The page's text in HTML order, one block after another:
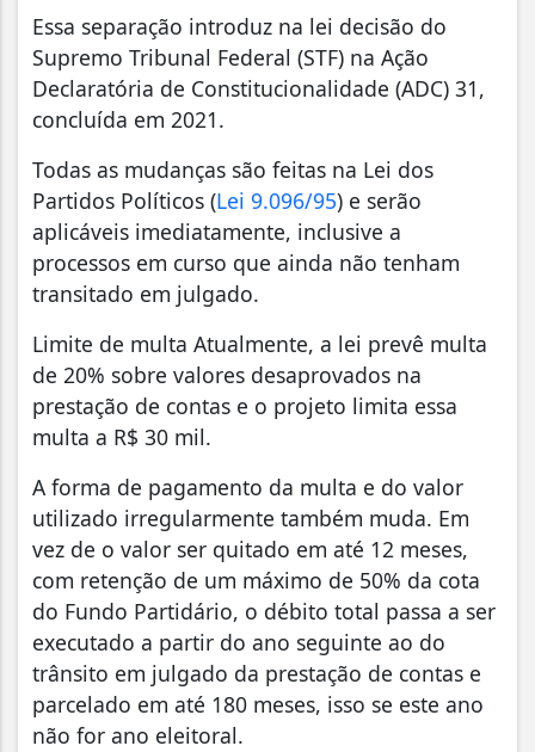
Essa separação introduz na lei decisão do
Supremo Tribunal Federal (STF) na Ação
Declaratória de Constitucionalidade (ADC) 31,
concluída em 2021.
Todas as mudanças são feitas na Lei dos
Partidos Políticos (Lei 9.096/95) e serão
aplicáveis imediatamente, inclusive a
processos em curso que ainda não tenham
transitado em julgado.
Limite de multa Atualmente, a lei prevê multa
de 20% sobre valores desaprovados na
prestação de contas e o projeto limita essa
multa a R$ 30 mil.
A forma de pagamento da multa e do valor
utilizado irregularmente também muda. Em
vez de o valor ser quitado em até 12 meses,
com retenção de um máximo de 50% da cota
do Fundo Partidário, o débito total passa a ser
executado a partir do ano seguinte ao do
trânsito em julgado da prestação de contas e
parcelado em até 180 meses, isso se este ano
não for ano eleitoral.